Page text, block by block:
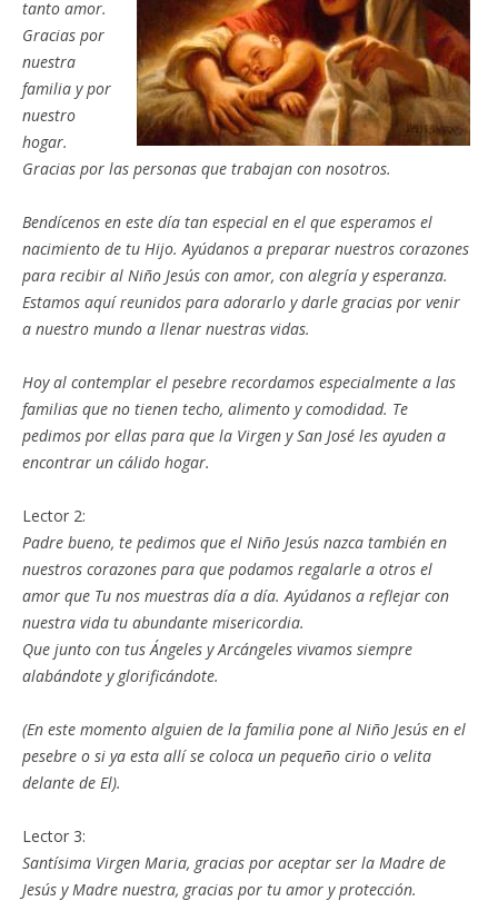
tanto amor.
Gracias por
nuestra
familia y por
nuestro
hogar.
Gracias por las personas que trabajan con nosotros.
Bendícenos en este día tan especial en el que esperamos el
nacimiento de tu Hijo. Ayúdanos a preparar nuestros corazones
para recibir al Niño Jesús con amor, con alegría y esperanza.
Estamos aquí reunidos para adorarlo y darle gracias por venir
a nuestro mundo a llenar nuestras vidas.
Hoy al contemplar el pesebre recordamos especialmente a las
familias que no tienen techo, alimento y comodidad. Te
pedimos por ellas para que la Virgen y San José les ayuden a
encontrar un cálido hogar.
Lector 2:
Padre bueno, te pedimos que el Niño Jesús nazca también en
nuestros corazones para que podamos regalarle a otros el
amor que Tu nos muestras día a día. Ayúdanos a reflejar con
nuestra vida tu abundante misericordia.
Que junto con tus Ángeles y Arcángeles vivamos siempre
alabándote y glorificándote.
(En este momento alguien de la familia pone al Niño Jesús en el
pesebre o si ya esta allí se coloca un pequeño cirio o velita
delante de El).
Lector 3:
Santísima Virgen Maria, gracias por aceptar ser la Madre de
Jesús y Madre nuestra, gracias por tu amor y protección.